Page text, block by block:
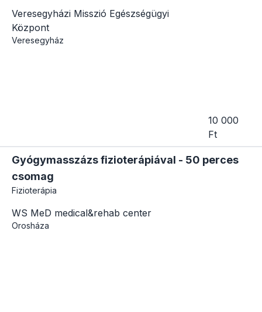
Veresegyházi Misszió Egészségügyi
Központ
Veresegyház
10 000
Ft
Gyógymasszázs fizioterápiával - 50 perces
csomag
Fizioterápia
WS MeD medical&rehab center
Orosháza